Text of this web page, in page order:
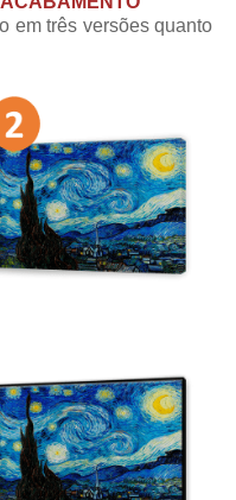
em três versões quanto